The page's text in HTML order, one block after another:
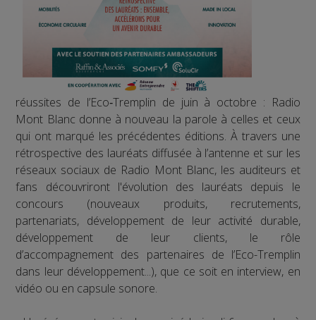
réussites de l’Eco‑Tremplin de juin à octobre : Radio
Mont Blanc donne à nouveau la parole à celles et ceux
qui ont marqué les précédentes éditions. À travers une
rétrospective des lauréats diffusée à l’antenne et sur les
réseaux sociaux de Radio Mont Blanc, les auditeurs et
fans découvriront l'évolution des lauréats depuis le
concours (nouveaux produits, recrutements,
partenariats, développement de leur activité durable,
développement de leur clients, le rôle
d’accompagnement des partenaires de l’Eco-Tremplin
dans leur développement...), que ce soit en interview, en
vidéo ou en capsule sonore.